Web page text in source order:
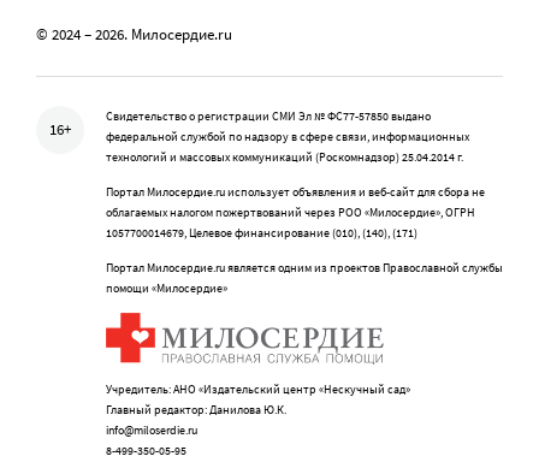
© 2024 – 2026. Милосердие.ru
16+
Свидетельство о регистрации СМИ Эл № ФС77-57850 выдано
федеральной службой по надзору в сфере связи, информационных
технологий и массовых коммуникаций (Роскомнадзор) 25.04.2014 г.
Портал Милосердие.ru использует объявления и веб-сайт для сбора не
облагаемых налогом пожертвований через РОО «Милосердие», ОГРН
1057700014679, Целевое финансирование (010), (140), (171)
Портал Милосердие.ru является одним из проектов Православной службы
помощи «Милосердие»
Учредитель: АНО «Издательский центр «Нескучный сад»
Главный редактор: Данилова Ю.К.
info@miloserdie.ru
8-499-350-05-95